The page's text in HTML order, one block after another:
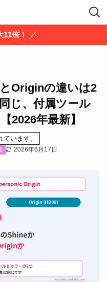
11倍！ ／
Originの違いは2
じ、付属ツール
2026年最新】
います。
2026年6月17日